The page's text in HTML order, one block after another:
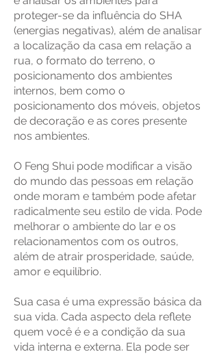
proteger-se da influência do SHA
(energias negativas), além de analisar
a localização da casa em relação a
rua, o formato do terreno, o
posicionamento dos ambientes
internos, bem como o
posicionamento dos móveis, objetos
de decoração e as cores presente
nos ambientes.
O Feng Shui pode modificar a visão
do mundo das pessoas em relação
onde moram e também pode afetar
radicalmente seu estilo de vida. Pode
melhorar o ambiente do lar e os
relacionamentos com os outros,
além de atrair prosperidade, saúde,
amor e equilíbrio.
Sua casa é uma expressão básica da
sua vida. Cada aspecto dela reflete
quem você é e a condição da sua
vida interna e externa. Ela pode ser